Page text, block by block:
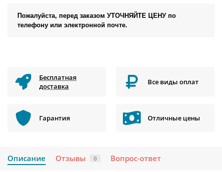
Пожалуйста, перед заказом УТОЧНЯЙТЕ ЦЕНУ по
телефону или электронной почте.
Бесплатная
доставка
Все виды оплат
Гарантия Отличные цены
Описание Отзывы 0 Вопрос-ответ